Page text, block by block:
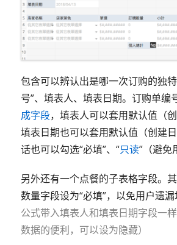
包含可以辨认出是哪一次订购的独
号”、填表人、填表日期。订购单编
成字段，填表人可以套用默认值（创
填表日期也可以套用默认值（创建
话也可以勾选“必填”、“只读”（避免
另外还有一个点餐的子表格字段。
数量字段设为“必填”，以免用户遗漏
公式带入填表人和填表日期字段一
数据的便利，可以设为隐藏）